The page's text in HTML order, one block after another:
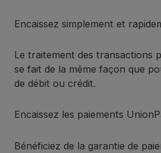
Encaissez simplement et
Le traitement des transactions
se fait de la même façon que
de débit ou crédit.
Encaissez les paiements
Bénéficiez de la garantie de